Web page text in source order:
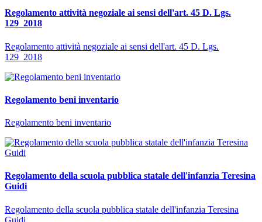
Regolamento attività negoziale ai sensi dell'art. 45 D. Lgs.
129_2018
Regolamento attività negoziale ai sensi dell'art. 45 D. Lgs.
129_2018
Regolamento beni inventario
Regolamento beni inventario
Regolamento della scuola pubblica statale dell'infanzia Teresina
Guidi
Regolamento della scuola pubblica statale dell'infanzia Teresina
Guidi